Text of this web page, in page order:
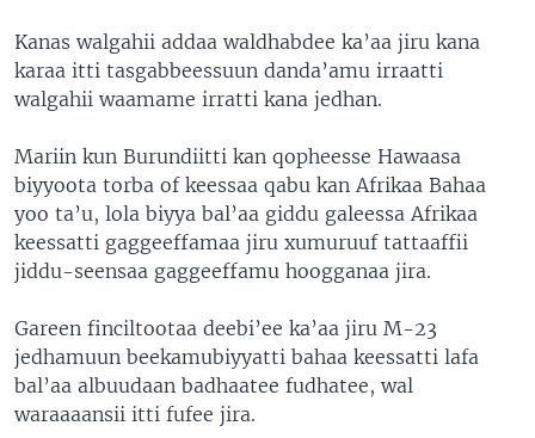
Kanas walgahii addaa waldhabdee ka’aa jiru kana
karaa itti tasgabbeessuun danda’amu irraatti
walgahii waamame irratti kana jedhan.
Mariin kun Burundiitti kan qopheesse Hawaasa
biyyoota torba of keessaa qabu kan Afrikaa Bahaa
yoo ta’u, lola biyya bal’aa giddu galeessa Afrikaa
keessatti gaggeeffamaa jiru xumuruuf tattaaffii
jiddu-seensaa gaggeeffamu hoogganaa jira.
Gareen finciltootaa deebi’ee ka’aa jiru M-23
jedhamuun beekamubiyyatti bahaa keessatti lafa
bal’aa albuudaan badhaatee fudhatee, wal
waraaaansii itti fufee jira.